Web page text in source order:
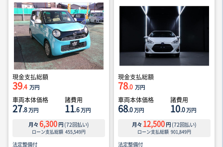
現金支払総額
39.4 万円
車両本体価格
27.8万円
諸費用
11.6万円
月々 6,300 円 (72回払い)
ローン支払総額 455,549円
法定整備付
現金支払総額
78.0 万円
車両本体価格
68.0万円
諸費用
10.0万円
月々 12,500 円 (72回払い)
ローン支払総額 901,849円
法定整備付